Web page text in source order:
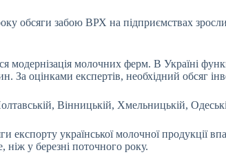
обсяги забою ВРХ на підприємствах
молочних ферм. В Україні
За оцінками експертів, необхідний обсяг
Вінницькій, Хмельницькій,
української молочної продукції
у березні поточного року.